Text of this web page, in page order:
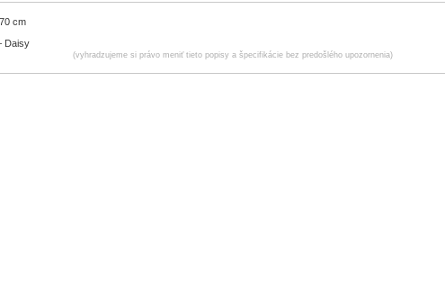
cm
Daisy
(vyhradzujeme si právo meniť tieto popisy a špecifikácie bez predošlého upozornenia)